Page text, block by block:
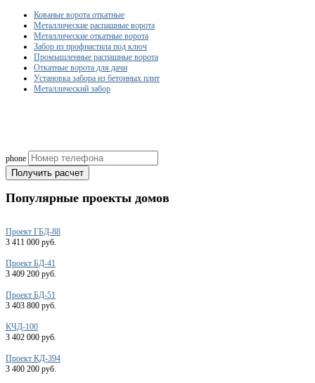
Кованые ворота откатные
Металлические распашные ворота
Металлические откатные ворота
Забор из профнастила под ключ
Промышленные распашные ворота
Откатные ворота для дачи
Установка забора из бетонных плит
Металлический забор
phone
Получить расчет
Популярные проекты домов
Проект ГБД-88
3 411 000 руб.
Проект БД-41
3 409 200 руб.
Проект БД-51
3 403 800 руб.
КЧД-100
3 402 000 руб.
Проект КД-394
3 400 200 руб.